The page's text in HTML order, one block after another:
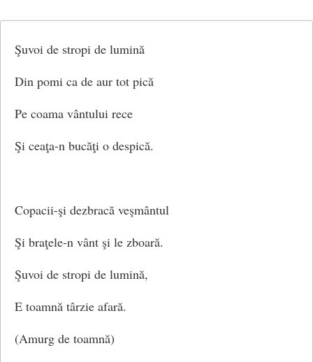
Şuvoi de stropi de lumină
Din pomi ca de aur tot pică
Pe coama vântului rece
Şi ceaţa-n bucăţi o despică.
Copacii-şi dezbracă veşmântul
Şi braţele-n vânt şi le zboară.
Şuvoi de stropi de lumină,
E toamnă târzie afară.
(Amurg de toamnă)